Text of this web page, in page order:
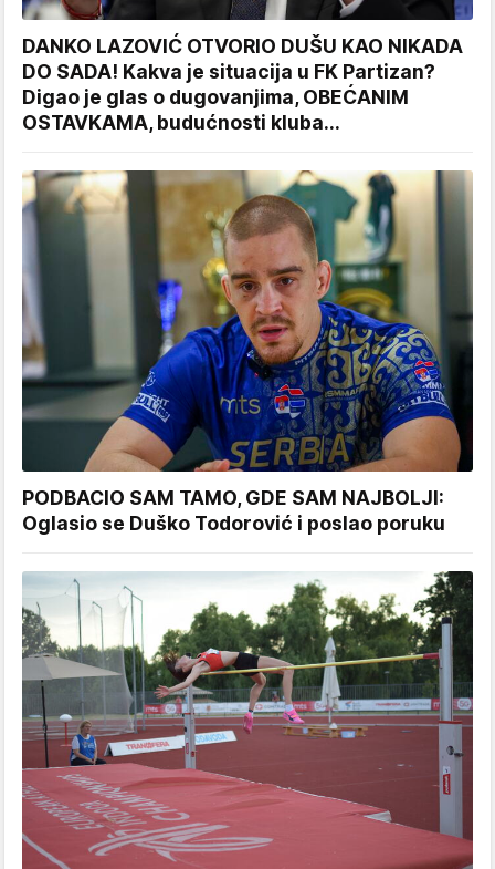
DANKO LAZOVIĆ OTVORIO DUŠU KAO NIKADA
DO SADA! Kakva je situacija u FK Partizan?
Digao je glas o dugovanjima, OBEĆANIM
OSTAVKAMA, budućnosti kluba...
PODBACIO SAM TAMO, GDE SAM NAJBOLJI:
Oglasio se Duško Todorović i poslao poruku